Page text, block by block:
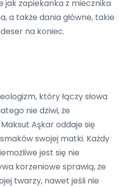
zapiekanka z miecznika
a także dania główne, takie
na koniec.
który łączy słowa
nie dziwi, że
Aşkar oddaje się
swojej matki. Każdy
jest się nie
korzeniowe sprawią, że
twarzy, nawet jeśli nie